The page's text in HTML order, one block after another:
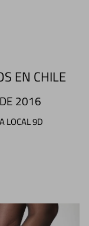
de 42 de 43 de 44 de 4
EN CHILE
2016
LOCAL 9D